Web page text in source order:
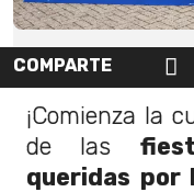
COMPARTE
¡Comienza la
de las
queridas por